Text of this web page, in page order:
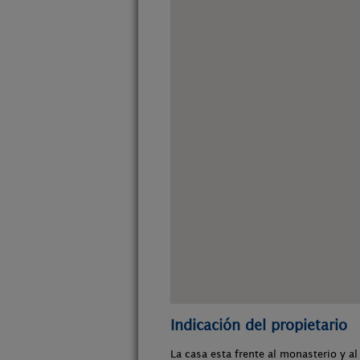
Indicación del propietario
La casa esta frente al monasterio y